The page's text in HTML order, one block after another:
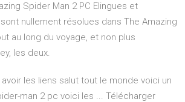
Spider Man 2 PC Elingues et
nullement résolues dans The Amazing
au long du voyage, et non plus
les deux.
les liens salut tout le monde voici un
man 2 pc voici les ... Télécharger